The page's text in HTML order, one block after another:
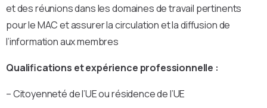
et des réunions dans les domaines de travail pertinents
pour le MAC et assurer la circulation et la diffusion de
l’information aux membres
Qualifications et expérience professionnelle :
– Citoyenneté de l’UE ou résidence de l’UE